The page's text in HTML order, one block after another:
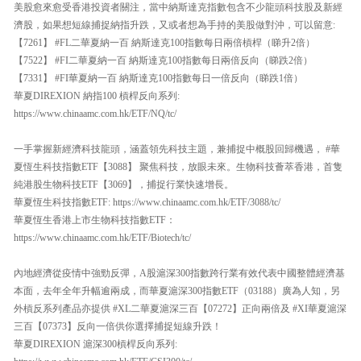
美股愈來愈受香港投資者關注，當中納斯達克指數包含不少龍頭科技股及新經
濟股，如果想短線捕捉納指升跌，又或者想為手持的美股做對沖，可以留意:
【7261】 #FL二華夏納一百 納斯達克100指數每日兩倍槓桿（睇升2倍）
【7522】 #FI二華夏納一百 納斯達克100指數每日兩倍反向（睇跌2倍）
【7331】 #FI華夏納一百 納斯達克100指數每日一倍反向（睇跌1倍）
華夏DIREXION 納指100 槓桿反向系列:
https://www.chinaamc.com.hk/ETF/NQ/tc/
一手掌握新經濟科技龍頭，涵蓋領先科技主題，兼捕捉中概股回歸機遇， #華
夏恆生科技指數ETF【3088】 聚焦科技，放眼未來。生物科技薈萃香港，首隻
純港股生物科技ETF【3069】，捕捉行業快速增長。
華夏恆生科技指數ETF: https://www.chinaamc.com.hk/ETF/3088/tc/
華夏恆生香港上市生物科技指數ETF：
https://www.chinaamc.com.hk/ETF/Biotech/tc/
內地經濟從疫情中強勁反彈，A股滬深300指數跨行業有效代表中國整體經濟基
本面，去年全年升幅逾兩成，而華夏滬深300指數ETF（03188）廣為人知，另
外槓反系列產品亦提供 #XL二華夏滬深三百【07272】正向兩倍及 #XI華夏滬深
三百【07373】反向一倍供你選擇捕捉短線升跌！
華夏DIREXION 滬深300槓桿反向系列: